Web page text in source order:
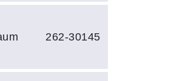
262-30145